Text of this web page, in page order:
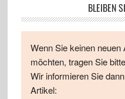
BLEIBEN
Wenn Sie keinen
möchten, tragen Sie
Wir informieren Sie
Artikel: